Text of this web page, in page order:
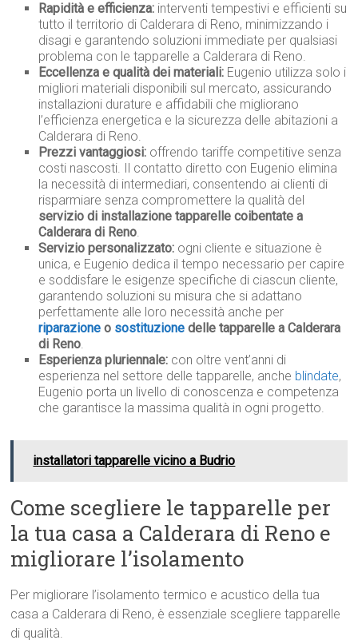
Rapidità e efficienza: interventi tempestivi e efficienti su
tutto il territorio di Calderara di Reno, minimizzando i
disagi e garantendo soluzioni immediate per qualsiasi
problema con le tapparelle a Calderara di Reno.
Eccellenza e qualità dei materiali: Eugenio utilizza solo i
migliori materiali disponibili sul mercato, assicurando
installazioni durature e affidabili che migliorano
l’efficienza energetica e la sicurezza delle abitazioni a
Calderara di Reno.
Prezzi vantaggiosi: offrendo tariffe competitive senza
costi nascosti. Il contatto diretto con Eugenio elimina
la necessità di intermediari, consentendo ai clienti di
risparmiare senza compromettere la qualità del
servizio di installazione tapparelle coibentate a
Calderara di Reno.
Servizio personalizzato: ogni cliente e situazione è
unica, e Eugenio dedica il tempo necessario per capire
e soddisfare le esigenze specifiche di ciascun cliente,
garantendo soluzioni su misura che si adattano
perfettamente alle loro necessità anche per
riparazione o sostituzione delle tapparelle a Calderara
di Reno.
Esperienza pluriennale: con oltre vent’anni di
esperienza nel settore delle tapparelle, anche blindate,
Eugenio porta un livello di conoscenza e competenza
che garantisce la massima qualità in ogni progetto.
installatori tapparelle vicino a Budrio
Come scegliere le tapparelle per
la tua casa a Calderara di Reno e
migliorare l’isolamento
Per migliorare l’isolamento termico e acustico della tua
casa a Calderara di Reno, è essenziale scegliere tapparelle
di qualità.